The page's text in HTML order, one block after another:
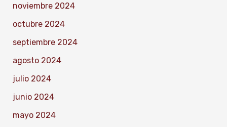
noviembre 2024
octubre 2024
septiembre 2024
agosto 2024
julio 2024
junio 2024
mayo 2024